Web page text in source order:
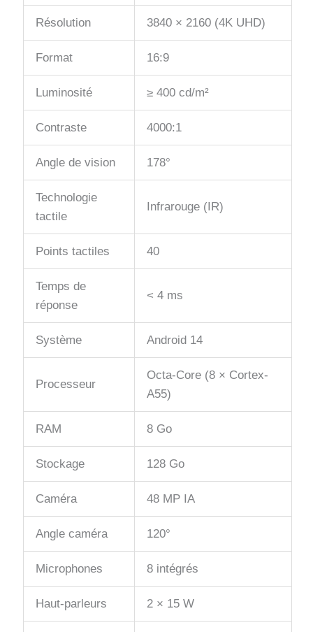
Résolution 3840 × 2160 (4K UHD)
Format 16:9
Luminosité ≥ 400 cd/m²
Contraste 4000:1
Angle de vision 178°
Technologie
tactile
Infrarouge (IR)
Points tactiles 40
Temps de
réponse
< 4 ms
Système Android 14
Processeur
Octa-Core (8 × Cortex-
A55)
RAM 8 Go
Stockage 128 Go
Caméra 48 MP IA
Angle caméra 120°
Microphones 8 intégrés
Haut-parleurs 2 × 15 W